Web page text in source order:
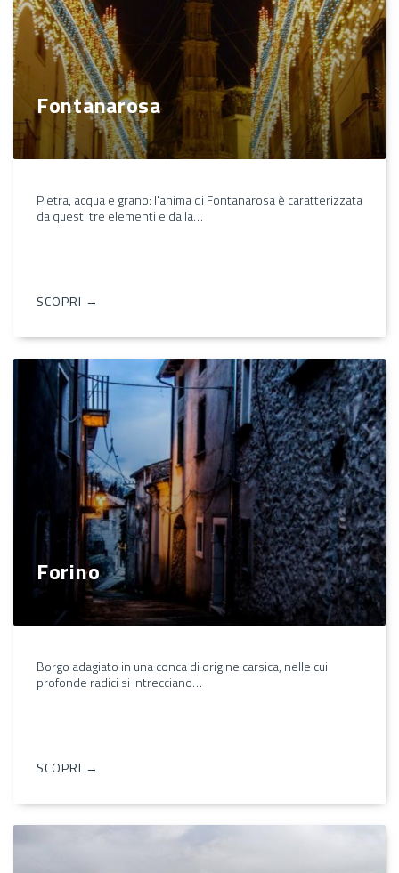
Fontanarosa
Pietra, acqua e grano: l'anima di Fontanarosa è caratterizzata
da questi tre elementi e dalla…
SCOPRI →
Forino
Borgo adagiato in una conca di origine carsica, nelle cui
profonde radici si intrecciano…
SCOPRI →